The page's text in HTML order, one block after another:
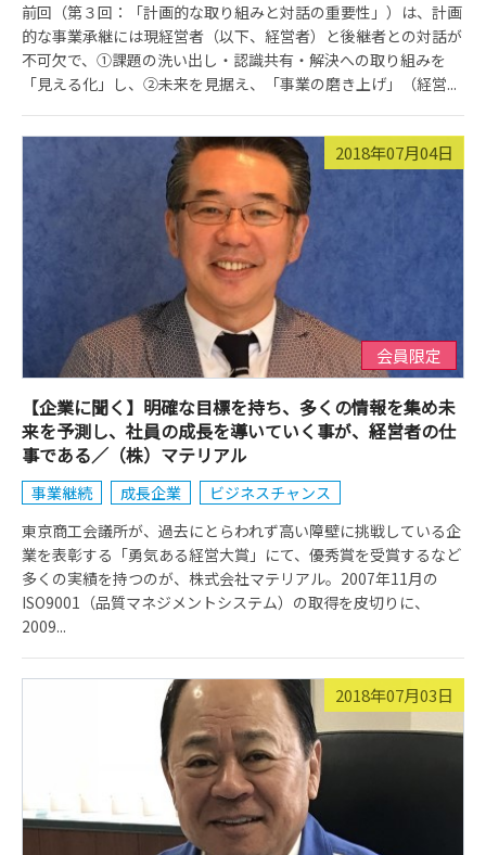
前回（第３回：「計画的な取り組みと対話の重要性」）は、計画
的な事業承継には現経営者（以下、経営者）と後継者との対話が
不可欠で、①課題の洗い出し・認識共有・解決への取り組みを
「見える化」し、②未来を見据え、「事業の磨き上げ」（経営...
2018年07月04日
会員限定
【企業に聞く】明確な目標を持ち、多くの情報を集め未
来を予測し、社員の成長を導いていく事が、経営者の仕
事である／（株）マテリアル
事業継続 成長企業
ビジネスチャンス
東京商工会議所が、過去にとらわれず高い障壁に挑戦している企
業を表彰する「勇気ある経営大賞」にて、優秀賞を受賞するなど
多くの実績を持つのが、株式会社マテリアル。2007年11月の
ISO9001（品質マネジメントシステム）の取得を皮切りに、
2009...
2018年07月03日